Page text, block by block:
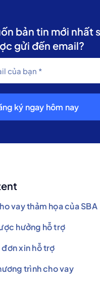
bản tin mới nhất
gửi đến email?
ký ngay hôm nay
vay thảm họa của SBA
hưởng hỗ trợ
xin hỗ trợ
trình cho vay